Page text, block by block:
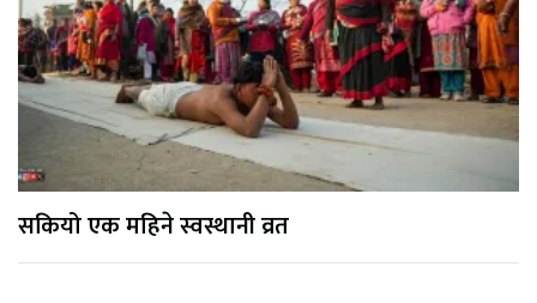
सकियो एक महिने स्वस्थानी व्रत